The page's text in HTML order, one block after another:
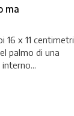
ma
16 x 11 centimetri
palmo di una